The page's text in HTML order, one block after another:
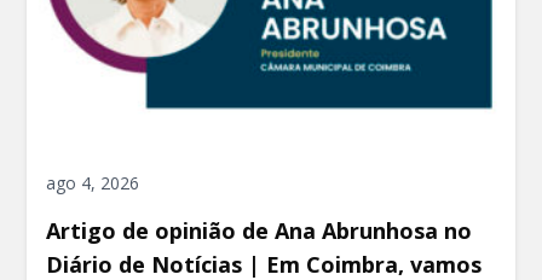
ago 4, 2026
Artigo de opinião de Ana Abrunhosa no
Diário de Notícias | Em Coimbra, vamos